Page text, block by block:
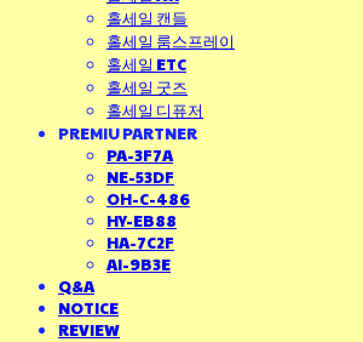
홀세일 캔들
홀세일 룸스프레이
홀세일 ETC
홀세일 굿즈
홀세일 디퓨저
PREMIU PARTNER
PA-3F7A
NE-53DF
OH-C-486
HY-EB88
HA-7C2F
AI-9B3E
Q&A
NOTICE
REVIEW